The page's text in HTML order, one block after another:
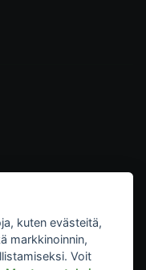
kuten evästeitä,
markkinoinnin,
Voit